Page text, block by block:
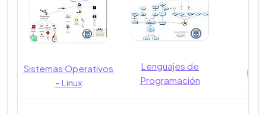
Sistemas Operativos
- Linux
Lenguajes de
Programación